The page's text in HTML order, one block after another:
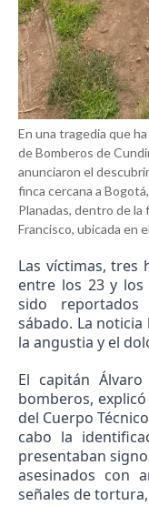
En una tragedia que
de Bomberos de
anunciaron el
finca cercana a
Planadas, dentro de la
Francisco, ubicada en
Las víctimas, tres
entre los 23 y los
sido reportados
sábado. La
la angustia y el
El capitán
bomberos,
del Cuerpo
cabo la
presentaban
asesinados con
señales de